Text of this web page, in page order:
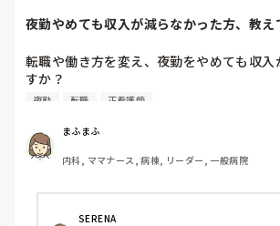
夜勤やめても収入が減らなかった方、教え
転職や働き方を変え、夜勤をやめても収入
すか？
たいです。お願いします。
夜勤 転職 正看護師
まふまふ
内科, ママナース, 病棟, リーダー, 一般病院
SERENA